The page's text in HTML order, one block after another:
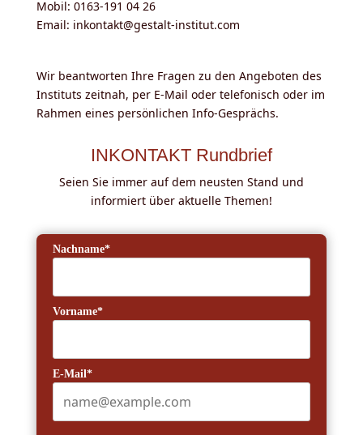
Mobil: 0163-191 04 26
Email: inkontakt@gestalt-institut.com
Wir beantworten Ihre Fragen zu den Angeboten des
Instituts zeitnah, per E-Mail oder telefonisch oder im
Rahmen eines persönlichen Info-Gesprächs.
INKONTAKT Rundbrief
Seien Sie immer auf dem neusten Stand und
informiert über aktuelle Themen!
Nachname*
Vorname*
E-Mail*